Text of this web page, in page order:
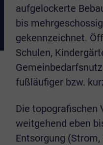
aufgelockerte
bis
gekennzeichnet.
Schulen,
fußläufiger bzw.
Die topografischen
weitgehend eben
Entsorgung (Strom,